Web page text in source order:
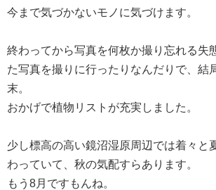
今まで気づかないモノに気づけます。
終わってから写真を何枚か撮り忘れる失
た写真を撮りに行ったりなんだりで、結
末。
おかげで植物リストが充実しました。
少し標高の高い鏡沼湿原周辺では着々と
わっていて、秋の気配すらあります。
もう8月ですもんね。